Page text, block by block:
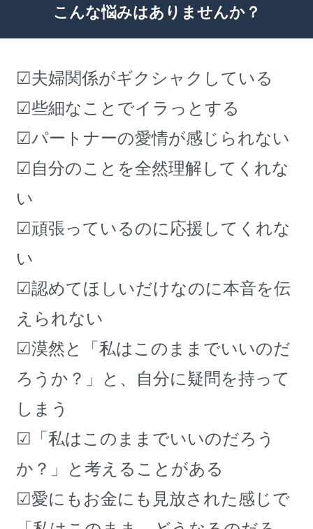
こんな悩みはありませんか？
☑夫婦関係がギクシャクしている
☑些細なことでイラっとする
☑パートナーの愛情が感じられない
☑自分のことを全然理解してくれな
い
☑頑張っているのに応援してくれな
い
☑認めてほしいだけなのに本音を伝
えられない
☑漠然と「私はこのままでいいのだ
ろうか？」と、自分に疑問を持って
しまう
☑「私はこのままでいいのだろう
か？」と考えることがある
☑愛にもお金にも見放された感じで